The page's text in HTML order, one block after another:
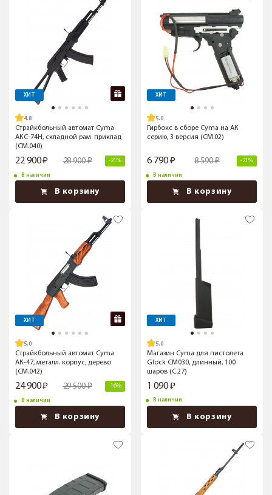
ХИТ
4.8
Страйкбольный автомат Cyma
АКС-74Н, складной рам. приклад
(CM.040)
22 900 28 900 -21%
В наличии
В корзину
ХИТ
5.0
Гирбокс в сборе Cyma на АК
серию, 3 версия (CM.02)
6 790 8 590 -21%
В наличии
В корзину
ХИТ
5.0
Страйкбольный автомат Cyma
АК-47, металл. корпус, дерево
(CM.042)
24 900 29 500 -16%
В наличии
В корзину
ХИТ
5.0
Магазин Cyma для пистолета
Glock CM030, длинный, 100
шаров (C.27)
1 090
В наличии
В корзину